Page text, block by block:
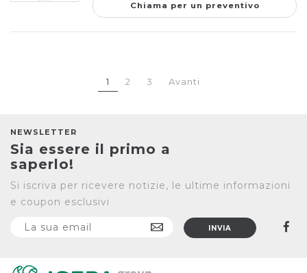
Chiama per un preventivo
1 2 3 Avanti
NEWSLETTER
Sia essere il primo a
saperlo!
Si iscriva per ricevere notizie, le ultime informazioni
e coupon esclusivi